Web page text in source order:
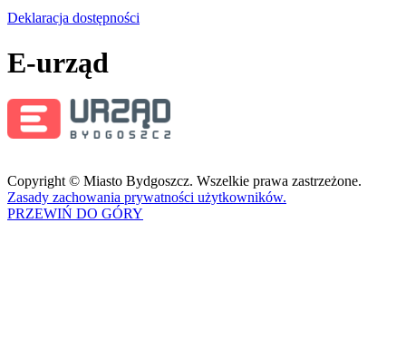
Deklaracja dostępności
E-urząd
Copyright © Miasto Bydgoszcz. Wszelkie prawa zastrzeżone.
Zasady zachowania prywatności użytkowników.
PRZEWIŃ DO GÓRY